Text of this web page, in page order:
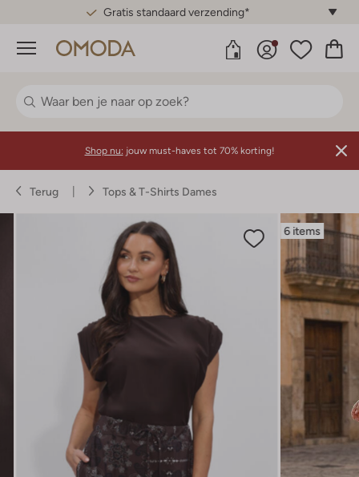
Gratis standaard verzending*
Menu
Shop nu: jouw must-haves tot 70% korting!
Terug Tops & T-Shirts Dames
6 items